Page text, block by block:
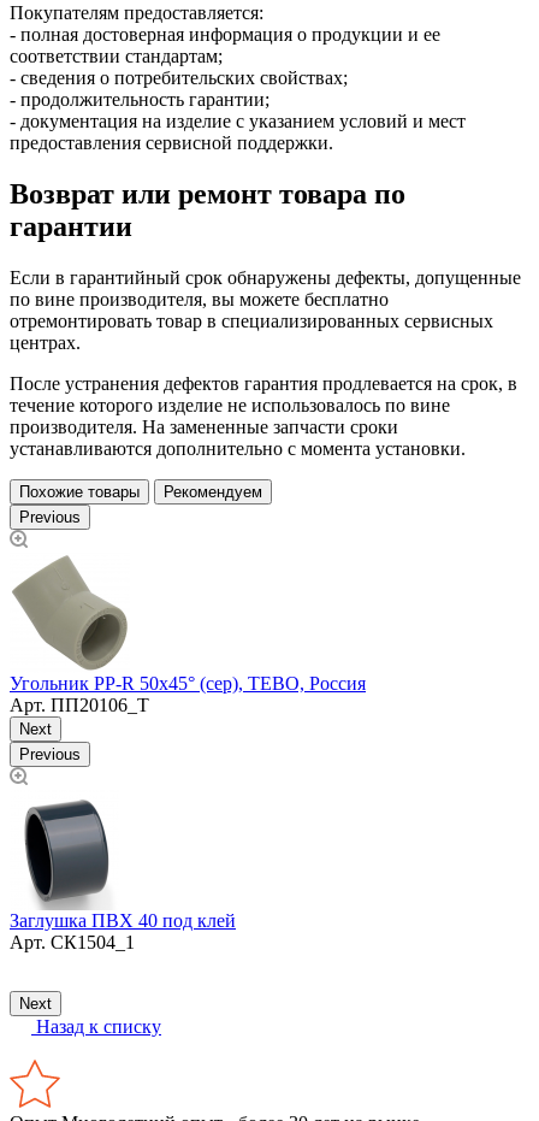
Покупателям предоставляется:
- полная достоверная информация о продукции и ее
соответствии стандартам;
- сведения о потребительских свойствах;
- продолжительность гарантии;
- документация на изделие с указанием условий и мест
предоставления сервисной поддержки.
Возврат или ремонт товара по
гарантии
Если в гарантийный срок обнаружены дефекты, допущенные
по вине производителя, вы можете бесплатно
отремонтировать товар в специализированных сервисных
центрах.
После устранения дефектов гарантия продлевается на срок, в
течение которого изделие не использовалось по вине
производителя. На замененные запчасти сроки
устанавливаются дополнительно с момента установки.
Похожие товары
Рекомендуем
Previous
Угольник PP-R 50х45° (сер), TEBO, Россия
Арт. ПП20106_Т
Next
Previous
Заглушка ПВХ 40 под клей
Арт. СК1504_1
Next
Назад к списку